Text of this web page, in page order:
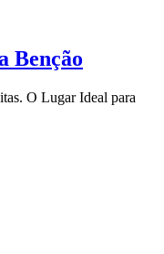
Benção
O Lugar Ideal para